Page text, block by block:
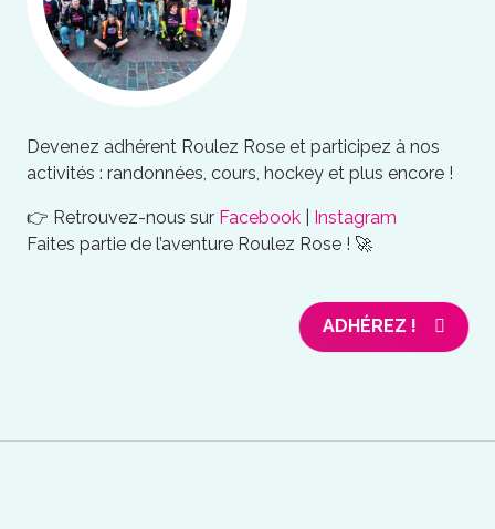
Devenez adhérent Roulez Rose et participez à nos
activités : randonnées, cours, hockey et plus encore !
👉 Retrouvez-nous sur Facebook
Instagram
Faites partie de l’aventure Roulez Rose ! 🚀
ADHÉREZ !